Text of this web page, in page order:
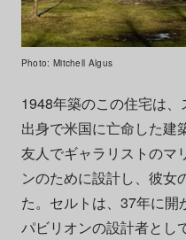
Photo: Mitchell Algus
1948年築のこの住宅は
出身で米国に亡命した建
友人でギャラリストのマ
ンのために設計し、彼女
た。セルトは、37年に開
パビリオンの設計者とし